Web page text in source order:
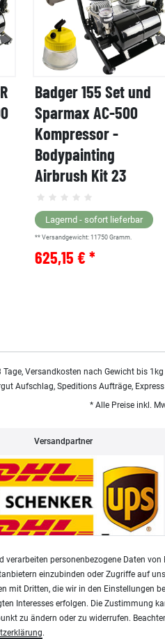
Badger 155 Set und
Sparmax AC-500
Kompressor -
Bodypainting
Airbrush Kit 23
Lagernd - sofort lieferbar
** Versandgewicht: 11750 Gramm.
625,15 € *
Versandkosten nach Gewicht bis
Aufschlag, Speditions Aufträge,
* Alle Preise inkl.
Versandpartner
Widerrufsrecht
personenbezogene Daten von
einzubinden oder Zugriffe auf
mit Dritten, die wir in den Einstellungen
Interesses erfolgen. Die Zustimmung
zu ändern oder zu widerrufen.
.